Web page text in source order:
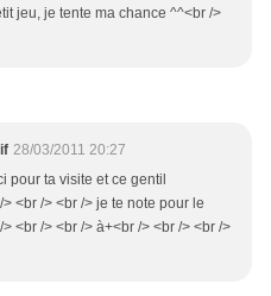
jeu, je tente ma chance ^^<br />
28/03/2011 20:27
pour ta visite et ce gentil
<br /> <br /> je te note pour le
<br /> <br /> à+<br /> <br /> <br />